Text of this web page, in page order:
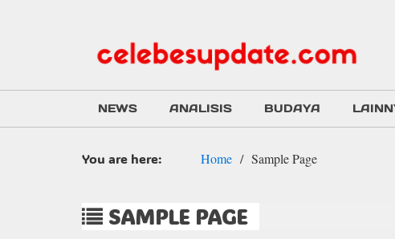
NEWS ANALISIS BUDAYA
You are here: Home Sample Page
SAMPLE PAGE